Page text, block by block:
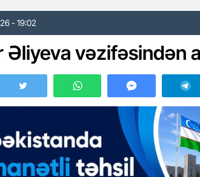
- 19:02
Əliyeva vəzifəsindən